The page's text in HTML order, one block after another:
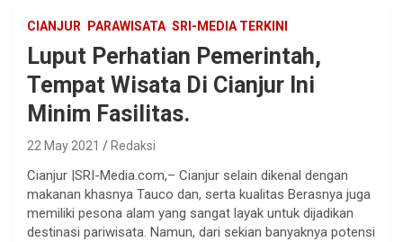
CIANJUR PARAWISATA SRI-MEDIA TERKINI
Luput Perhatian Pemerintah,
Tempat Wisata Di Cianjur Ini
Minim Fasilitas.
22 May 2021 Redaksi
Cianjur |SRI-Media.com,– Cianjur selain dikenal dengan
makanan khasnya Tauco dan, serta kualitas Berasnya juga
memiliki pesona alam yang sangat layak untuk dijadikan
destinasi pariwisata. Namun, dari sekian banyaknya potensi